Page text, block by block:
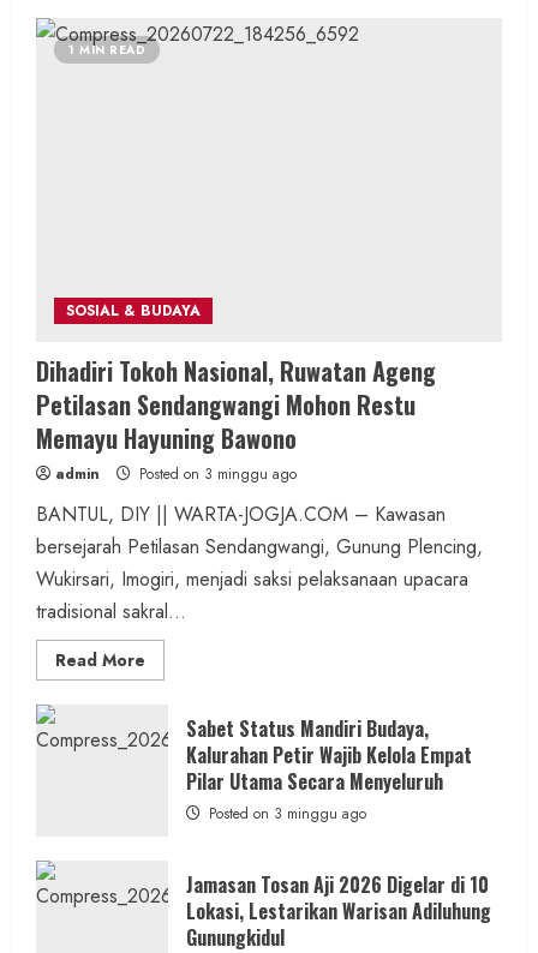
1 MIN READ
SOSIAL & BUDAYA
Dihadiri Tokoh Nasional, Ruwatan Ageng
Petilasan Sendangwangi Mohon Restu
Memayu Hayuning Bawono
admin Posted on 3 minggu ago
BANTUL, DIY || WARTA-JOGJA.COM – Kawasan
bersejarah Petilasan Sendangwangi, Gunung Plencing,
Wukirsari, Imogiri, menjadi saksi pelaksanaan upacara
tradisional sakral...
Read More
more
Tokoh
Nasional,
Ruwatan
Ageng
Petilasan
Sendangwangi
Mohon
Hayuning
Bawono
Sabet Status Mandiri Budaya,
Kalurahan Petir Wajib Kelola Empat
Pilar Utama Secara Menyeluruh
Posted on 3 minggu ago
Jamasan Tosan Aji 2026 Digelar di 10
Lokasi, Lestarikan Warisan Adiluhung
Gunungkidul